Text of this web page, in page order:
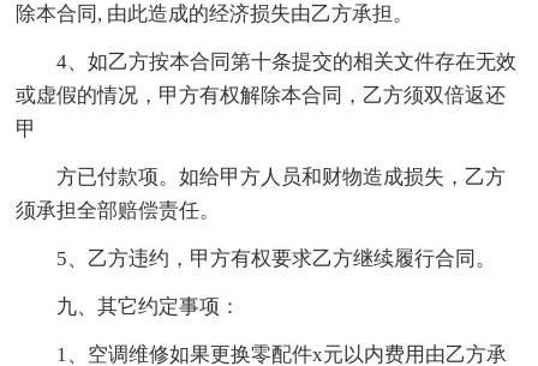
除本合同, 由此造成的经济损失由乙方承担。
4、如乙方按本合同第十条提交的相关文件存在无效
或虚假的情况，甲方有权解除本合同，乙方须双倍返还
甲
方已付款项。如给甲方人员和财物造成损失，乙方
须承担全部赔偿责任。
5、乙方违约，甲方有权要求乙方继续履行合同。
九、其它约定事项：
1、空调维修如果更换零配件x元以内费用由乙方承